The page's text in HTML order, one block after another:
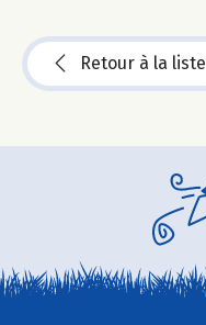
Retour à la liste